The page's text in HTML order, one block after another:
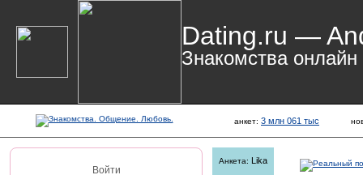
Dating.ru —
Знакомства онлайн
анкет: 3 млн 061 тыс
Войти
Анкета: Lika